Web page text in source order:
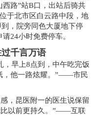
路”站B口，出站后骑共
于北市区白云路中段，地
，院旁同色大厦地下停
24小时免费停车。
千言万语
，早上8点到，中午吃完饭
，他一路炫耀。”——市民
，昆医附一的医生说保留
比以前更持久。”——互联